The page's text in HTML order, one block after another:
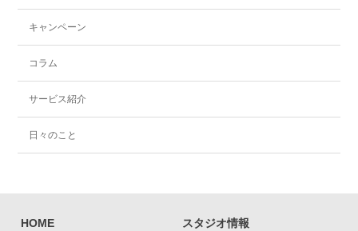
キャンペーン
コラム
サービス紹介
日々のこと
HOME スタジオ情報